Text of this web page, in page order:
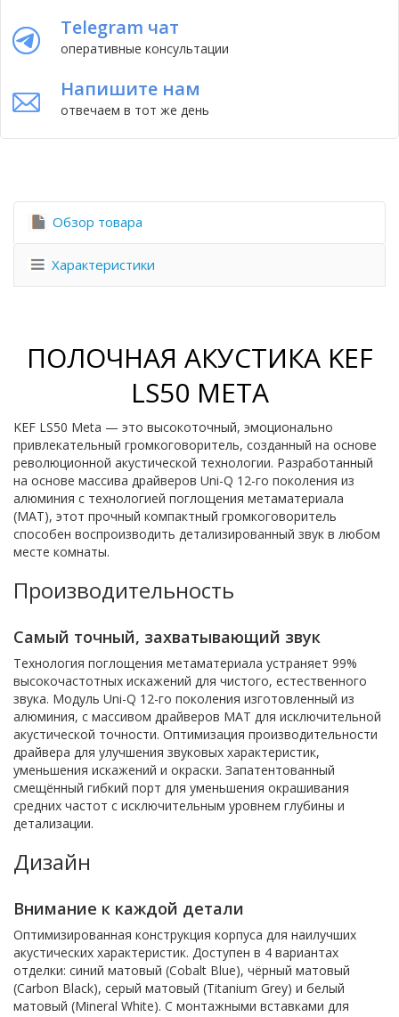
Telegram чат
оперативные консультации
Напишите нам
отвечаем в тот же день
Обзор товара
Характеристики
ПОЛОЧНАЯ АКУСТИКА KEF
LS50 META
KEF LS50 Meta — это высокоточный, эмоционально
привлекательный громкоговоритель, созданный на основе
революционной акустической технологии. Разработанный
на основе массива драйверов Uni-Q 12-го поколения из
алюминия с технологией поглощения метаматериала
(MAT), этот прочный компактный громкоговоритель
способен воспроизводить детализированный звук в любом
месте комнаты.
Производительность
Самый точный, захватывающий звук
Технология поглощения метаматериала устраняет 99%
высокочастотных искажений для чистого, естественного
звука. Модуль Uni-Q 12-го поколения изготовленный из
алюминия, с массивом драйверов MAT для исключительной
акустической точности. Оптимизация производительности
драйвера для улучшения звуковых характеристик,
уменьшения искажений и окраски. Запатентованный
смещённый гибкий порт для уменьшения окрашивания
средних частот с исключительным уровнем глубины и
детализации.
Дизайн
Внимание к каждой детали
Оптимизированная конструкция корпуса для наилучших
акустических характеристик. Доступен в 4 вариантах
отделки: синий матовый (Cobalt Blue), чёрный матовый
(Carbon Black), серый матовый (Titanium Grey) и белый
матовый (Mineral White). С монтажными вставками для